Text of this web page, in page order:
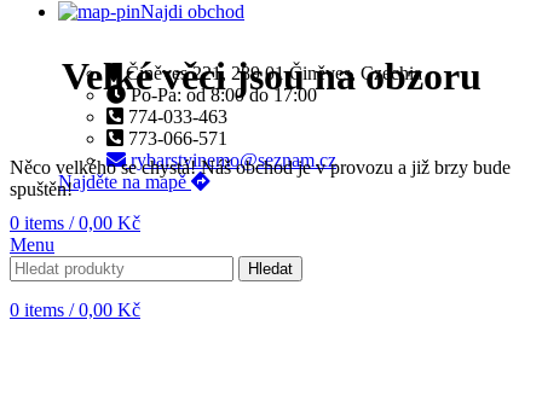
Najdi obchod
Činěves 221, 289 01 Činěves, Czechia
Po-Pa: od 8:00 do 17:00
774-033-463
773-066-571
rybarstvinemo@seznam.cz
Najděte na mapě
0 items / 0,00 Kč
Menu
Hledat
0 items / 0,00 Kč
Velké věci jsou na obzoru
Něco velkého se chystá! Náš obchod je v provozu a již brzy bude
spuštěn!